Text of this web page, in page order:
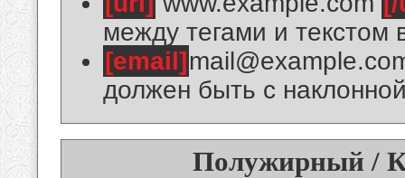
между тегами и текстом
[email]
должен быть с
Полужирный /